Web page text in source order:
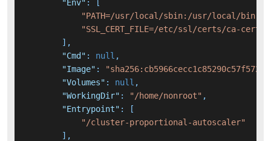
"Env" :
[
"PATH=/usr/local/sbin:/usr/local/
"SSL_CERT_FILE=/etc/ssl/certs/ca-
] ,
"Cmd" : null ,
"Image" :
"Volumes" : null ,
"WorkingDir" : "/home/nonroot" ,
"Entrypoint" :
[
"/cluster-proportional-autoscaler"
] ,